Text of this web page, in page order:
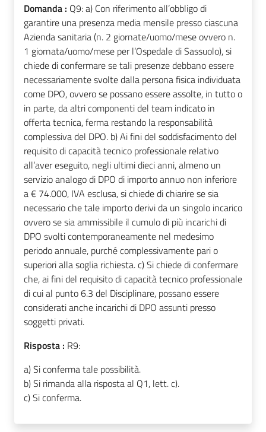
Domanda : Q9: a) Con riferimento all’obbligo di
garantire una presenza media mensile presso ciascuna
Azienda sanitaria (n. 2 giornate/uomo/mese ovvero n.
1 giornata/uomo/mese per l’Ospedale di Sassuolo), si
chiede di confermare se tali presenze debbano essere
necessariamente svolte dalla persona fisica individuata
come DPO, ovvero se possano essere assolte, in tutto o
in parte, da altri componenti del team indicato in
offerta tecnica, ferma restando la responsabilità
complessiva del DPO. b) Ai fini del soddisfacimento del
requisito di capacità tecnico professionale relativo
all’aver eseguito, negli ultimi dieci anni, almeno un
servizio analogo di DPO di importo annuo non inferiore
a € 74.000, IVA esclusa, si chiede di chiarire se sia
necessario che tale importo derivi da un singolo incarico
ovvero se sia ammissibile il cumulo di più incarichi di
DPO svolti contemporaneamente nel medesimo
periodo annuale, purché complessivamente pari o
superiori alla soglia richiesta. c) Si chiede di confermare
che, ai fini del requisito di capacità tecnico professionale
di cui al punto 6.3 del Disciplinare, possano essere
considerati anche incarichi di DPO assunti presso
soggetti privati.
Risposta : R9:
a) Si conferma tale possibilità.
b) Si rimanda alla risposta al Q1, lett. c).
c) Si conferma.